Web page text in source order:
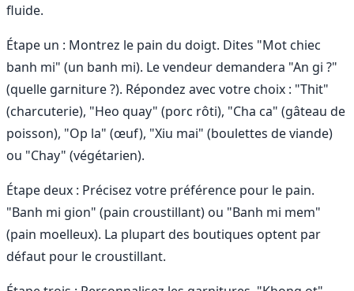
fluide.
Étape un : Montrez le pain du doigt. Dites "Mot chiec
banh mi" (un banh mi). Le vendeur demandera "An gi ?"
(quelle garniture ?). Répondez avec votre choix : "Thit"
(charcuterie), "Heo quay" (porc rôti), "Cha ca" (gâteau de
poisson), "Op la" (œuf), "Xiu mai" (boulettes de viande)
ou "Chay" (végétarien).
Étape deux : Précisez votre préférence pour le pain.
"Banh mi gion" (pain croustillant) ou "Banh mi mem"
(pain moelleux). La plupart des boutiques optent par
défaut pour le croustillant.